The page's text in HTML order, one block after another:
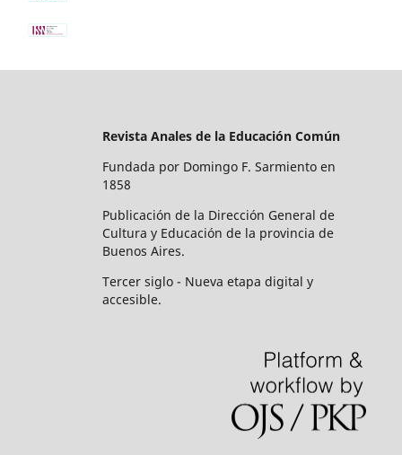
Revista Anales de la Educación Común
Fundada por Domingo F. Sarmiento en
1858
Publicación de la Dirección General de
Cultura y Educación de la provincia de
Buenos Aires.
Tercer siglo - Nueva etapa digital y
accesible.